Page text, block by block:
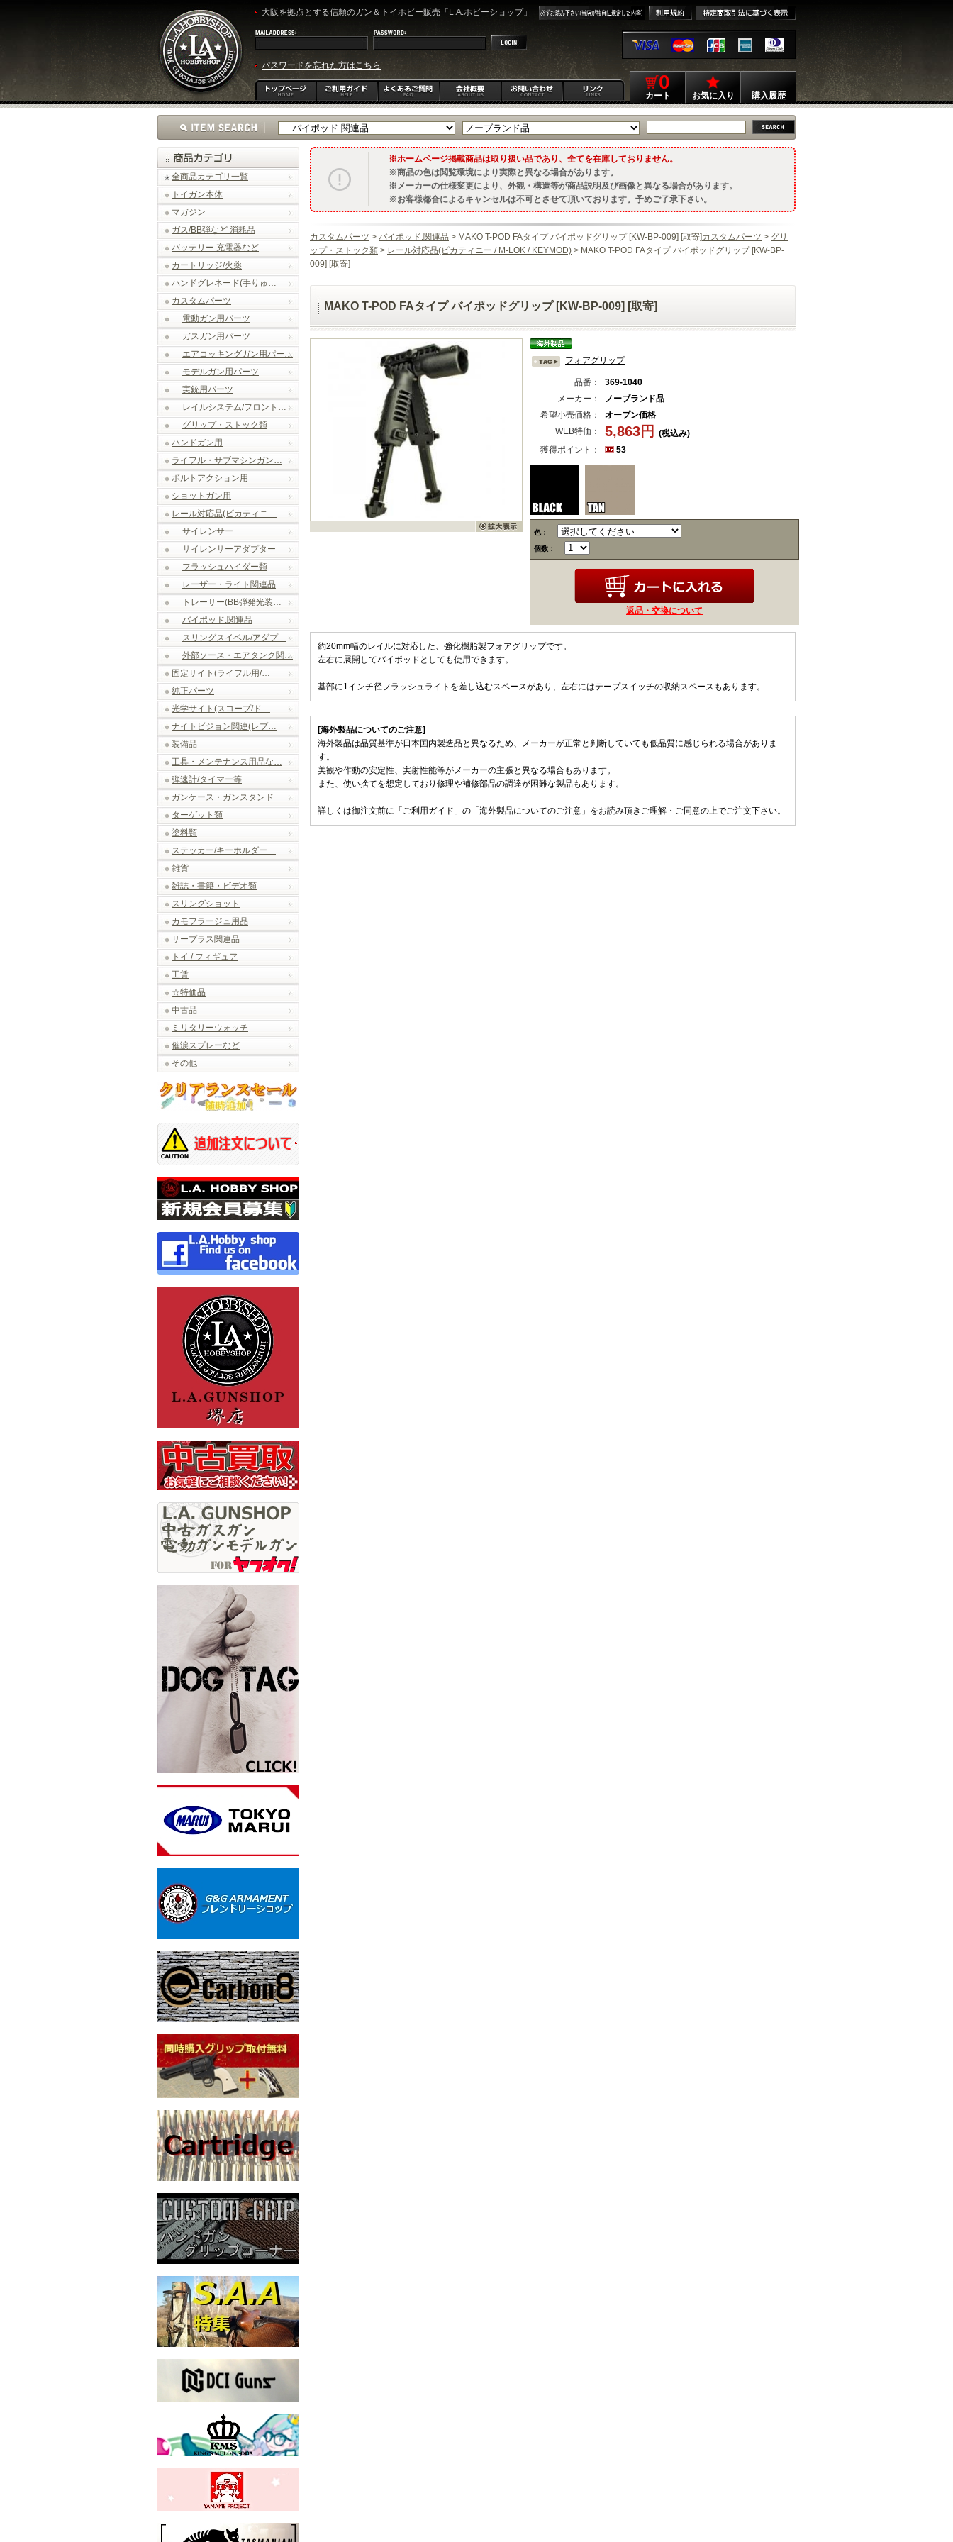
大阪を拠点とする信頼のガン＆トイホビー販売「L.A.ホビーショップ」
パスワードを忘れた方はこちら
0
カート お気に入り 購入履歴
全商品カテゴリ一覧
トイガン本体
マガジン
ガス/BB弾など 消耗品
バッテリー 充電器など
カートリッジ/火薬
ハンドグレネード(手りゅ…
カスタムパーツ
電動ガン用パーツ
ガスガン用パーツ
エアコッキングガン用パー…
モデルガン用パーツ
実銃用パーツ
レイルシステム/フロント…
グリップ・ストック類
ハンドガン用
ライフル・サブマシンガン…
ボルトアクション用
ショットガン用
レール対応品(ピカティニ…
サイレンサー
サイレンサーアダプター
フラッシュハイダー類
レーザー・ライト関連品
トレーサー(BB弾発光装…
バイポッド.関連品
スリングスイベル/アダプ…
外部ソース・エアタンク関…
固定サイト(ライフル用/…
純正パーツ
光学サイト(スコープ/ド…
ナイトビジョン関連(レプ…
装備品
工具・メンテナンス用品な…
弾速計/タイマー等
ガンケース・ガンスタンド
ターゲット類
塗料類
ステッカー/キーホルダー…
雑貨
雑誌・書籍・ビデオ類
スリングショット
カモフラージュ用品
サープラス関連品
トイ / フィギュア
工賃
☆特価品
中古品
ミリタリーウォッチ
催涙スプレーなど
その他
ホームページ掲載商品は取り扱い品であり、全てを在庫しておりません。
商品の色は閲覧環境により実際と異なる場合があります。
メーカーの仕様変更により、外観・構造等が商品説明及び画像と異なる場合があります。
お客様都合によるキャンセルは不可とさせて頂いております。予めご了承下さい。
カスタムパーツ > バイポッド.関連品 > MAKO T-POD FAタイプ バイポッドグリップ [KW-BP-009] [取寄]カスタムパーツ > グリ
ップ・ストック類 > レール対応品(ピカティニー / M-LOK / KEYMOD) > MAKO T-POD FAタイプ バイポッドグリップ [KW-BP-
009] [取寄]
MAKO T-POD FAタイプ バイポッドグリップ [KW-BP-009] [取寄]
フォアグリップ
品番：
369-1040
メーカー：
ノーブランド品
希望小売価格：
オープン価格
WEB特価：
5,863円
(税込み)
獲得ポイント：
53
色：
個数：
返品・交換について
約20mm幅のレイルに対応した、強化樹脂製フォアグリップです。
左右に展開してバイポッドとしても使用できます。
基部に1インチ径フラッシュライトを差し込むスペースがあり、左右にはテープスイッチの収納スペースもあります。
[海外製品についてのご注意]
海外製品は品質基準が日本国内製造品と異なるため、メーカーが正常と判断していても低品質に感じられる場合がありま
す。
美観や作動の安定性、実射性能等がメーカーの主張と異なる場合もあります。
また、使い捨てを想定しており修理や補修部品の調達が困難な製品もあります。
詳しくは御注文前に「ご利用ガイド」の「海外製品についてのご注意」をお読み頂きご理解・ご同意の上でご注文下さい。